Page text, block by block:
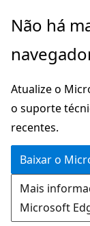
Pular
o
principal
Não há
Atualize o
o suporte
recentes.
Baixar o
Mais
Microsoft